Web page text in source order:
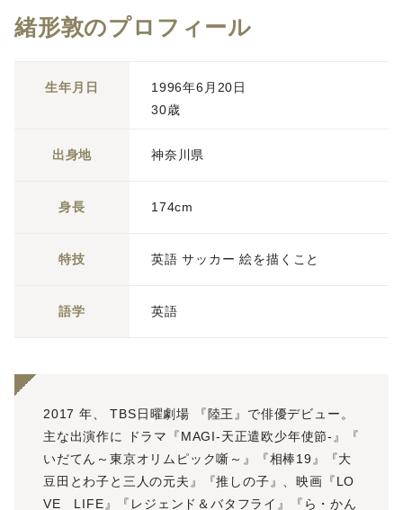
緒形敦のプロフィール
生年月日
1996年6月20日
30歳
出身地 神奈川県
身長 174cm
特技 英語 サッカー 絵を描くこと
語学 英語
2017 年、 TBS日曜劇場 『陸王』で俳優デビュー。
主な出演作に ドラマ『MAGI-天正遣欧少年使節-』『
いだてん～東京オリムピック噺～』『相棒19』『大
豆田とわ子と三人の元夫』『推しの子』、映画『LO
VE LIFE』『レジェンド＆バタフライ』『ら・かん